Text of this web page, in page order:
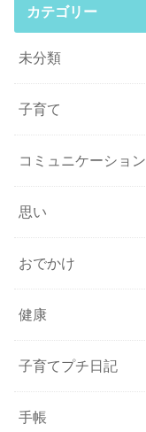
カテゴリー
未分類
子育て
コミュニケーション
思い
おでかけ
健康
子育てプチ日記
手帳